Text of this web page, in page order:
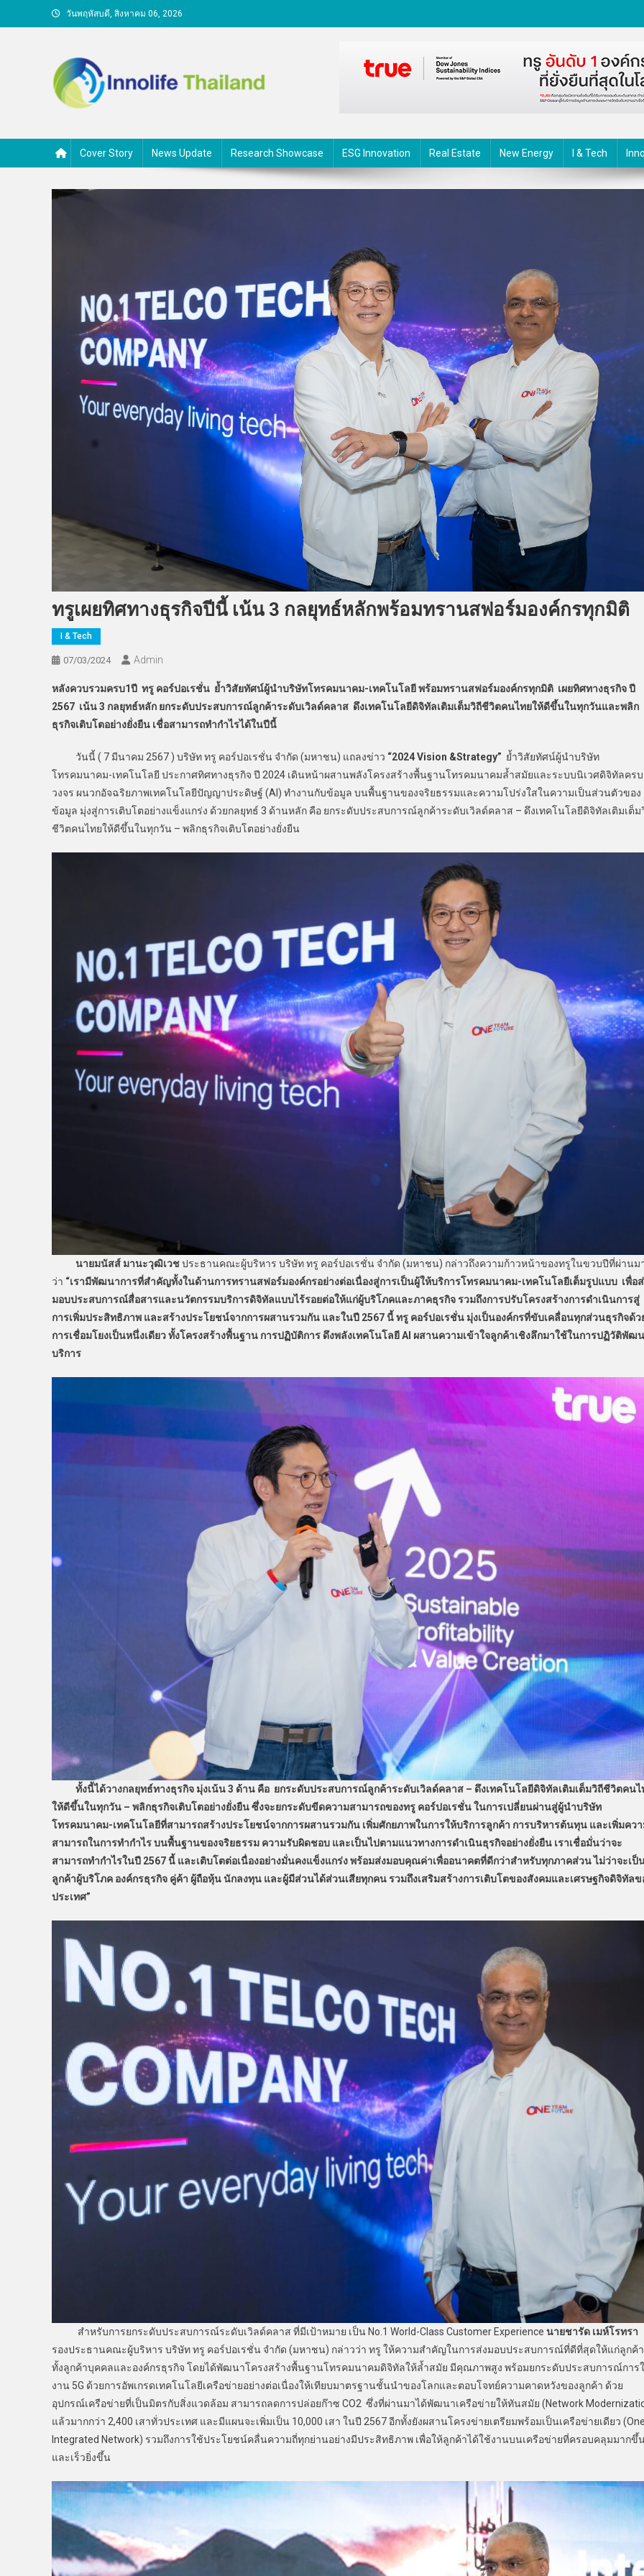
to
วันพฤหัสบดี, สิงหาคม 06, 2026
Cover Story News Update Research Showcase ESG Innovation Real Estate New Energy I & Tech
ทรูเผยทิศทางธุรกิจปีนี้ เน้น 3 กลยุทธ์หลักพร้อมทรานสฟอร์มองค์กรทุกมิติ
I & Tech
07/03/2024 Admin
หลังควบรวมครบ1ปี ทรู คอร์ปอเรชั่น ย้ำวิสัยทัศน์ผู้นำบริษัทโทรคมนาคม-เทคโนโลยี พร้อมทรานสฟอร์มองค์กรทุกมิติ เผยทิศทางธุรกิจ ปี
2567 เน้น 3 กลยุทธ์หลัก ยกระดับประสบการณ์ลูกค้าระดับเวิลด์คลาส ดึงเทคโนโลยีดิจิทัลเติมเต็มวิถีชีวิตคนไทยให้ดีขึ้นในทุกวันและพลิก
ธุรกิจเติบโตอย่างยั่งยืน เชื่อสามารถทำกำไรได้ในปีนี้
วันนี้ ( 7 มีนาคม 2567 ) บริษัท ทรู คอร์ปอเรชั่น จำกัด (มหาชน) แถลงข่าว “2024 Vision &Strategy” ย้ำวิสัยทัศน์ผู้นำบริษัท
โทรคมนาคม-เทคโนโลยี ประกาศทิศทางธุรกิจ ปี 2024 เดินหน้าผสานพลังโครงสร้างพื้นฐานโทรคมนาคมล้ำสมัยและระบบนิเวศดิจิทัลครบ
วงจร ผนวกอัจฉริยภาพเทคโนโลยีปัญญาประดิษฐ์ (AI) ทำงานกับข้อมูล บนพื้นฐานของจริยธรรมและความโปร่งใสในความเป็นส่วนตัวของ
ข้อมูล มุ่งสู่การเติบโตอย่างแข็งแกร่ง ด้วยกลยุทธ์ 3 ด้านหลัก คือ ยกระดับประสบการณ์ลูกค้าระดับเวิลด์คลาส – ดึงเทคโนโลยีดิจิทัลเติมเต็ม
ชีวิตคนไทยให้ดีขึ้นในทุกวัน – พลิกธุรกิจเติบโตอย่างยั่งยืน
นายมนัสส์ มานะวุฒิเวชประธานคณะผู้บริหาร บริษัท ทรู คอร์ปอเรชั่น จำกัด (มหาชน) กล่าวถึงความก้าวหน้าของทรูในขวบปีที่ผ่านม
ว่า “เรามีพัฒนาการที่สำคัญทั้งในด้านการทรานสฟอร์มองค์กรอย่างต่อเนื่องสู่การเป็นผู้ให้บริการโทรคมนาคม-เทคโนโลยีเต็มรูปแบบ เพื่อ
มอบประสบการณ์สื่อสารและนวัตกรรมบริการดิจิทัลแบบไร้รอยต่อให้แก่ผู้บริโภคและภาคธุรกิจ รวมถึงการปรับโครงสร้างการดำเนินการสู่
การเพิ่มประสิทธิภาพ และสร้างประโยชน์จากการผสานรวมกัน และในปี 2567 นี้ ทรู คอร์ปอเรชั่น มุ่งเป็นองค์กรที่ขับเคลื่อนทุกส่วนธุรกิจด้ว
การเชื่อมโยงเป็นหนึ่งเดียว ทั้งโครงสร้างพื้นฐาน การปฏิบัติการ ดึงพลังเทคโนโลยี AI ผสานความเข้าใจลูกค้าเชิงลึกมาใช้ในการปฏิวัติพัฒ
บริการ
ทั้งนี้ได้วางกลยุทธ์ทางธุรกิจ มุ่งเน้น 3 ด้าน คือ ยกระดับประสบการณ์ลูกค้าระดับเวิลด์คลาส – ดึงเทคโนโลยีดิจิทัลเติมเต็มวิถีชีวิตคนไ
ให้ดีขึ้นในทุกวัน – พลิกธุรกิจเติบโตอย่างยั่งยืน ซึ่งจะยกระดับขีดความสามารถของทรู คอร์ปอเรชั่น ในการเปลี่ยนผ่านสู่ผู้นำบริษัท
โทรคมนาคม-เทคโนโลยีที่สามารถสร้างประโยชน์จากการผสานรวมกัน เพิ่มศักยภาพในการให้บริการลูกค้า การบริหารต้นทุน และเพิ่มคว
สามารถในการทำกำไร บนพื้นฐานของจริยธรรม ความรับผิดชอบ และเป็นไปตามแนวทางการดำเนินธุรกิจอย่างยั่งยืน เราเชื่อมั่นว่าจะ
สามารถทำกำไรในปี 2567 นี้ และเติบโตต่อเนื่องอย่างมั่นคงแข็งแกร่ง พร้อมส่งมอบคุณค่าเพื่ออนาคตที่ดีกว่าสำหรับทุกภาคส่วน ไม่ว่าจะเป็
ลูกค้าผู้บริโภค องค์กรธุรกิจ คู่ค้า ผู้ถือหุ้น นักลงทุน และผู้มีส่วนได้ส่วนเสียทุกคน รวมถึงเสริมสร้างการเติบโตของสังคมและเศรษฐกิจดิจิทัลข
ประเทศ”
สำหรับการยกระดับประสบการณ์ระดับเวิลด์คลาส ที่มีเป้าหมาย เป็น No.1 World-Class Customer Experience นายชารัด เมห์โรทรา
รองประธานคณะผู้บริหาร บริษัท ทรู คอร์ปอเรชั่น จำกัด (มหาชน) กล่าวว่า ทรู ให้ความสำคัญในการส่งมอบประสบการณ์ที่ดีที่สุดให้แก่ลูกค้า
ทั้งลูกค้าบุคคลและองค์กรธุรกิจ โดยได้พัฒนาโครงสร้างพื้นฐานโทรคมนาคมดิจิทัลให้ล้ำสมัย มีคุณภาพสูง พร้อมยกระดับประสบการณ์การ
งาน 5G ด้วยการอัพเกรดเทคโนโลยีเครือข่ายอย่างต่อเนื่องให้เทียบมาตรฐานชั้นนำของโลกและตอบโจทย์ความคาดหวังของลูกค้า ด้วย
อุปกรณ์เครือข่ายที่เป็นมิตรกับสิ่งแวดล้อม สามารถลดการปล่อยก๊าซ CO2 ซึ่งที่ผ่านมาได้พัฒนาเครือข่ายให้ทันสมัย (Network
แล้วมากกว่า 2,400 เสาทั่วประเทศ และมีแผนจะเพิ่มเป็น 10,000 เสา ในปี 2567 อีกทั้งยังผสานโครงข่ายเตรียมพร้อมเป็นเครือข่ายเดียว
Integrated Network) รวมถึงการใช้ประโยชน์คลื่นความถี่ทุกย่านอย่างมีประสิทธิภาพ เพื่อให้ลูกค้าได้ใช้งานบนเครือข่ายที่ครอบคลุมมากขึ้
และเร็วยิ่งขึ้น